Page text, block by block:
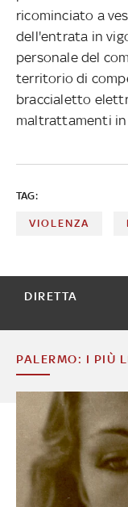
ricominciato a
dell'entrata in
personale del
territorio di
braccialetto
maltrattamenti in
TAG:
VIOLENZA
DIRETTA
PALERMO: I PIÙ